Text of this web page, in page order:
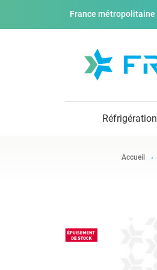
France métropolitaine
Réfrigération
Accueil